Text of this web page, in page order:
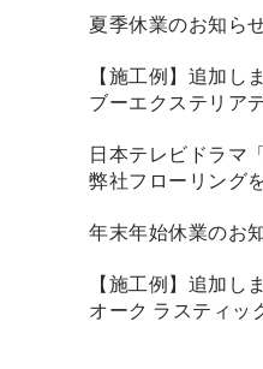
夏季休業のお知ら
【施工例】追加し
ブーエクステリア
日本テレビドラマ
弊社フローリング
年末年始休業のお
【施工例】追加
オーク ラスティッ